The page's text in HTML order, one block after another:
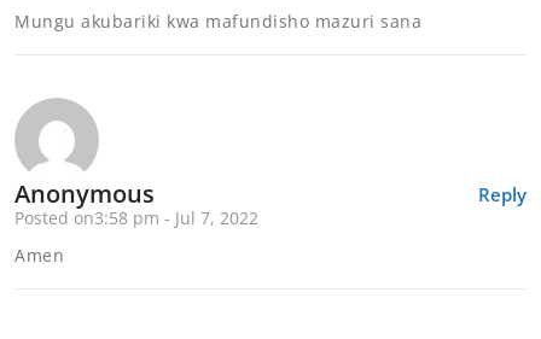
Mungu akubariki kwa mafundisho mazuri sana
Reply
Anonymous
Posted on3:58 pm - Jul 7, 2022
Amen